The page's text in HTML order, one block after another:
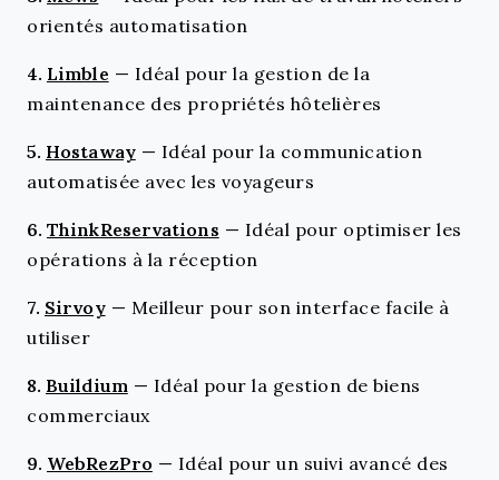
orientés automatisation
4. Limble — Idéal pour la gestion de la
maintenance des propriétés hôtelières
5. Hostaway — Idéal pour la communication
automatisée avec les voyageurs
6. ThinkReservations — Idéal pour optimiser les
opérations à la réception
7. Sirvoy — Meilleur pour son interface facile à
utiliser
8. Buildium — Idéal pour la gestion de biens
commerciaux
9. WebRezPro — Idéal pour un suivi avancé des